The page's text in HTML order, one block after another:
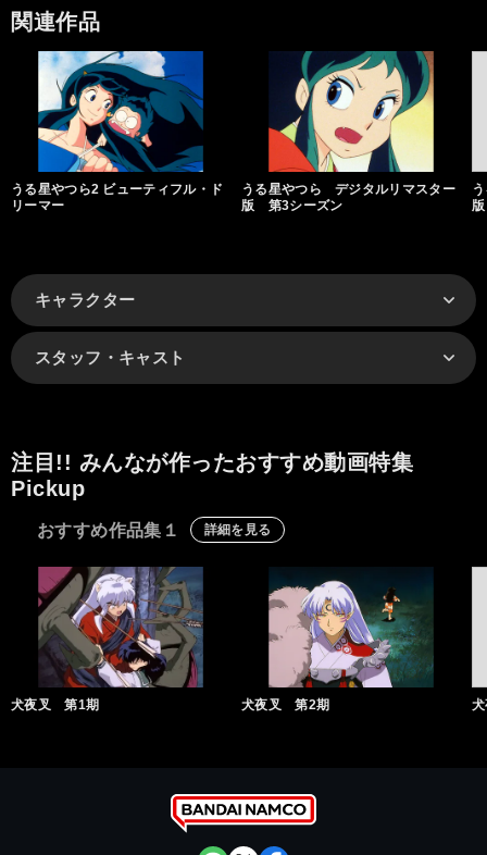
関連作品
うる星やつら2 ビューティフル・ド
リーマー
うる星やつら デジタルリマスター
版 第3シーズン
キャラクター
スタッフ・キャスト
注目!! みんなが作ったおすすめ動画特集
Pickup
おすすめ作品集１ 詳細を見る
犬夜叉 第1期 犬夜叉 第2期